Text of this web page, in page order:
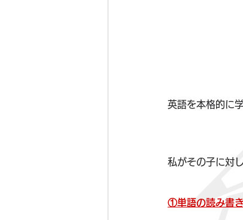
英語を本格的に
私がその子に対
①単語の読み書